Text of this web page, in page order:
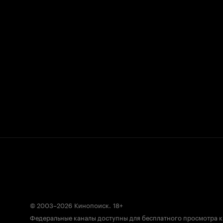
© 2003–2026 Кинопоиск. 18+
Федеральные каналы доступны для бесплатного просмотра